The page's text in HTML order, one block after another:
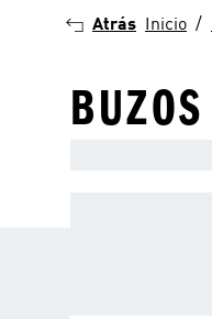
Atrás Inicio